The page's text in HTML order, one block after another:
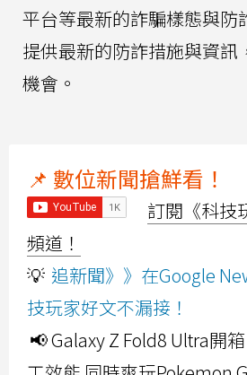
平台等最新的詐騙樣態與防
提供最新的防詐措施與資訊
機會。
📌 數位新聞搶鮮看！
訂閱《科技
頻道！
💡 追新聞》》在Google
技玩家好文不漏接！
📢 Galaxy Z Fold8 Ultra開